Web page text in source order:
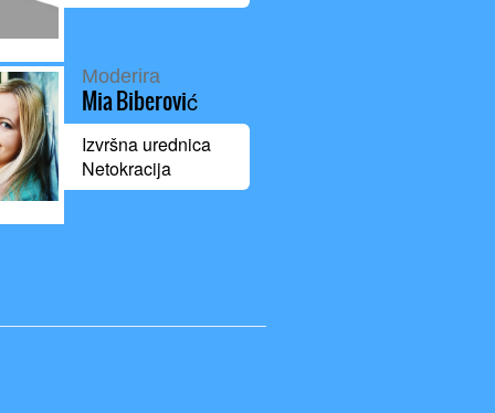
Moderira
Mia Biberović
Izvršna urednica
Netokracija